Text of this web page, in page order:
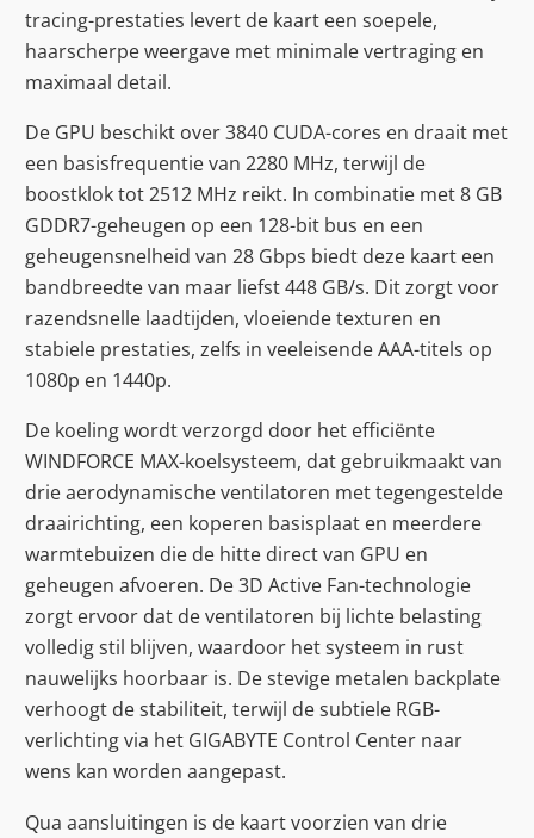
tracing-prestaties levert de kaart een soepele,
haarscherpe weergave met minimale vertraging en
maximaal detail.
De GPU beschikt over 3840 CUDA-cores en draait met
een basisfrequentie van 2280 MHz, terwijl de
boostklok tot 2512 MHz reikt. In combinatie met 8 GB
GDDR7-geheugen op een 128-bit bus en een
geheugensnelheid van 28 Gbps biedt deze kaart een
bandbreedte van maar liefst 448 GB/s. Dit zorgt voor
razendsnelle laadtijden, vloeiende texturen en
stabiele prestaties, zelfs in veeleisende AAA-titels op
1080p en 1440p.
De koeling wordt verzorgd door het efficiënte
WINDFORCE MAX-koelsysteem, dat gebruikmaakt van
drie aerodynamische ventilatoren met tegengestelde
draairichting, een koperen basisplaat en meerdere
warmtebuizen die de hitte direct van GPU en
geheugen afvoeren. De 3D Active Fan-technologie
zorgt ervoor dat de ventilatoren bij lichte belasting
volledig stil blijven, waardoor het systeem in rust
nauwelijks hoorbaar is. De stevige metalen backplate
verhoogt de stabiliteit, terwijl de subtiele RGB-
verlichting via het GIGABYTE Control Center naar
wens kan worden aangepast.
Qua aansluitingen is de kaart voorzien van drie